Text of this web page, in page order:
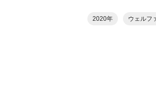
2020年 ウェルフ